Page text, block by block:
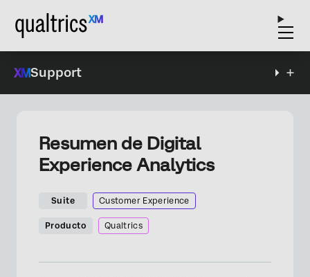
Support
Resumen de Digital
Experience Analytics
Suite Customer Experience
Producto Qualtrics